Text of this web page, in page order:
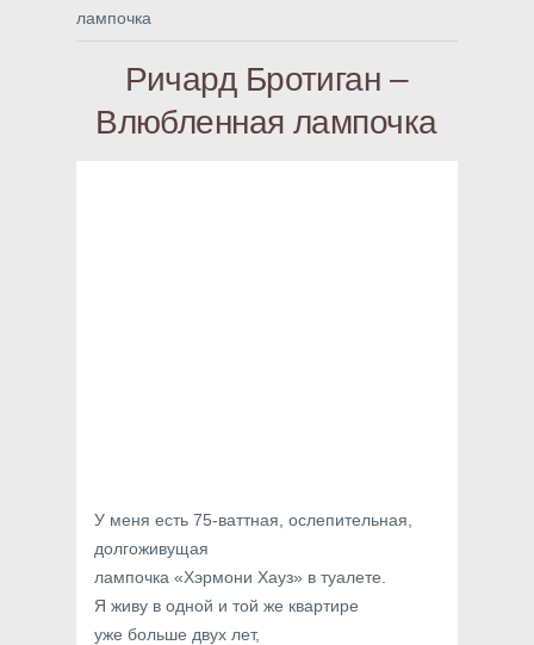
лампочка
Ричард Бротиган –
Влюбленная лампочка
У меня есть 75-ваттная, ослепительная,
долгоживущая
лампочка «Хэрмони Хауз» в туалете.
Я живу в одной и той же квартире
уже больше двух лет,